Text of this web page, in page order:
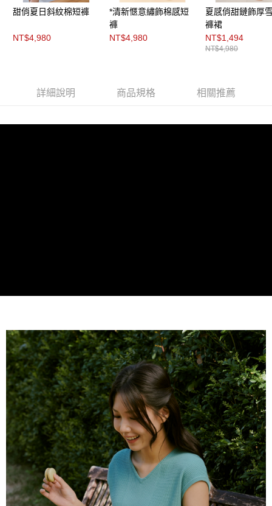
時審查核予不同之上限額度；若仍有額度不足之情形，本公司將視審查結果
５．嚴禁一人註冊多個帳號或使用他人資訊註冊。若發現惡意使用之情形，
恩沛科技股份有限公司將有權停止該用戶之使用額度並採取法律行動。
甜俏夏日斜紋棉短褲
NT$4,980
*清新愜意繡飾棉感短
褲
NT$4,980
夏感俏甜鏈飾厚
褲裙
NT$1,494
NT$4,980
詳細說明 商品規格 相關推薦